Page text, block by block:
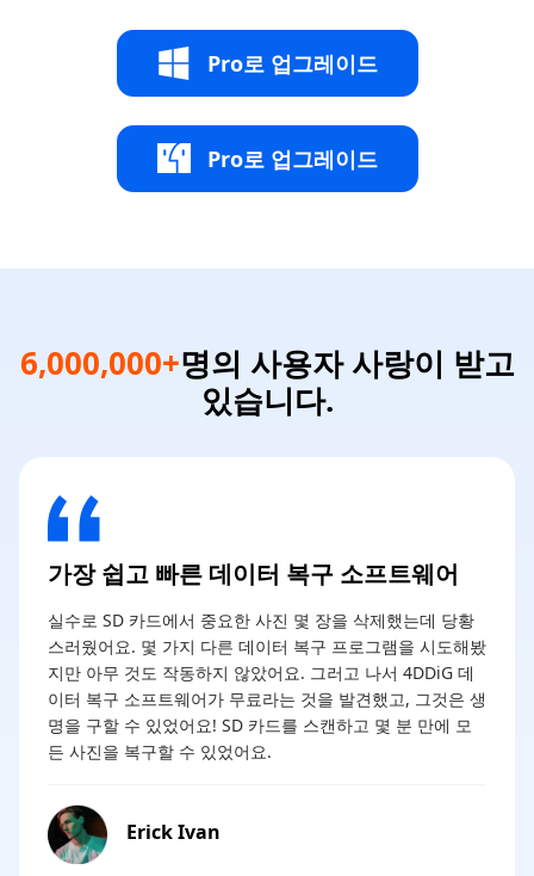
Pro로 업그레이드
Pro로 업그레이드
6,000,000+명의 사용자 사랑이 받고
있습니다.
가장 쉽고 빠른 데이터 복구 소프트웨어
실수로 SD 카드에서 중요한 사진 몇 장을 삭제했는데 당황
스러웠어요. 몇 가지 다른 데이터 복구 프로그램을 시도해봤
지만 아무 것도 작동하지 않았어요. 그러고 나서 4DDiG 데
이터 복구 소프트웨어가 무료라는 것을 발견했고, 그것은 생
명을 구할 수 있었어요! SD 카드를 스캔하고 몇 분 만에 모
든 사진을 복구할 수 있었어요.
Erick Ivan